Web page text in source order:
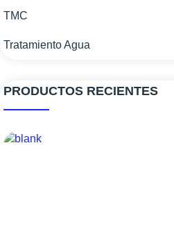
TMC
Tratamiento Agua
PRODUCTOS RECIENTES